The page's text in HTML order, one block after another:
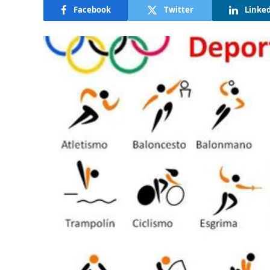
Facebook Twitter